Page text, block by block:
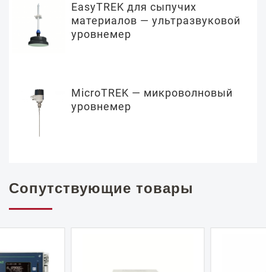
EasyTREK для сыпучих
материалов — ультразвуковой
уровнемер
MicroTREK — микроволновый
уровнемер
Сопутствующие товары